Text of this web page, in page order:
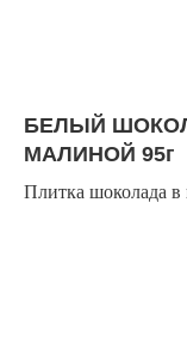
БЕЛЫЙ
МАЛИНОЙ 95г
Плитка шоколада в